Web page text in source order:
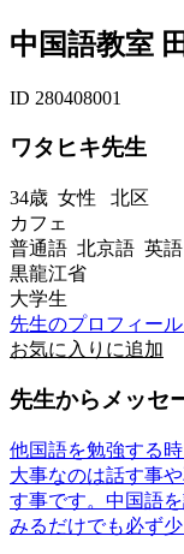
中国語教室
ID 280408001
ワタヒキ先生
34歳 女性 北区
カフェ
普通語 北京語 英
黒龍江省
大学生
先生のプロフィー
お気に入りに追加
先生からメッセ
他国語を勉強する
大事なのは話す事
す事です。中国語
みるだけでも必ず